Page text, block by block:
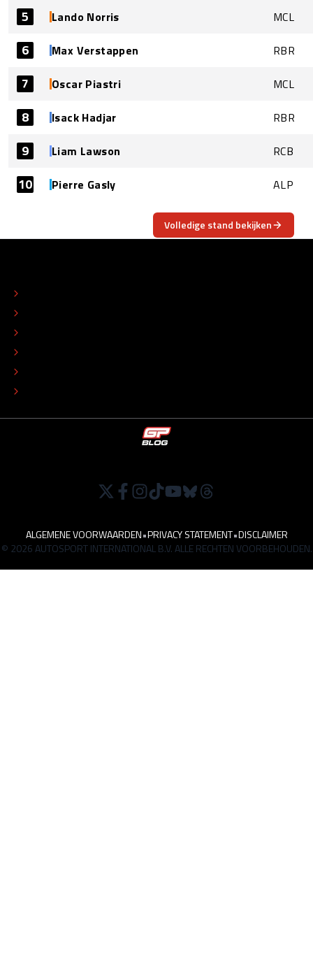
5 Lando Norris MCL
6 Max Verstappen RBR
7 Oscar Piastri MCL
8 Isack Hadjar RBR
9 Liam Lawson RCB
10 Pierre Gasly ALP
Volledige stand bekijken
ALGEMENE VOORWAARDEN•PRIVACY STATEMENT•DISCLAIMER
© 2026 AUTOSPORT INTERNATIONAL B.V. ALLE RECHTEN VOORBEHOUDEN.